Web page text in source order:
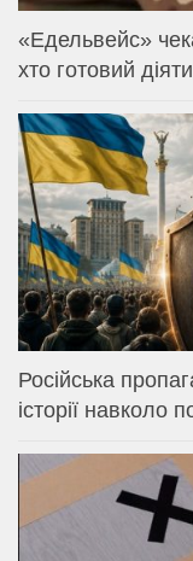
«Едельвейс»
хто готовий
Російська
історії навколо